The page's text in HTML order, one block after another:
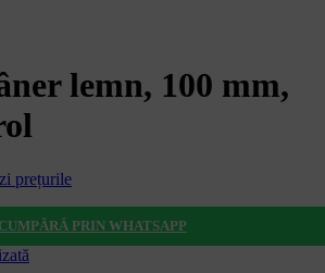
lemn, 100 mm,
prețurile
CUMPĂRĂ PRIN WHATSAPP